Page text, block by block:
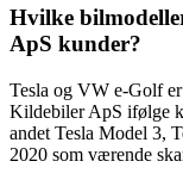
Hvilke
ApS kunder?
Tesla og VW e-Golf
Kildebiler ApS ifølge
andet Tesla Model 3,
2020 som værende